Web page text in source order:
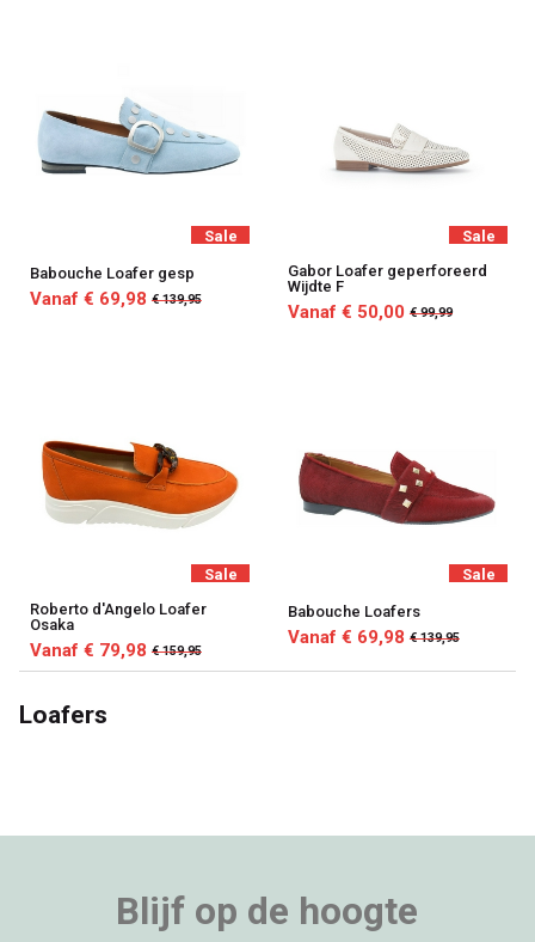
Sale
Babouche Loafer gesp
Vanaf € 69,98 € 139,95
Sale
Gabor Loafer geperforeerd
Wijdte F
Vanaf € 50,00 € 99,99
Sale
Roberto d'Angelo Loafer
Osaka
Vanaf € 79,98 € 159,95
Sale
Babouche Loafers
Vanaf € 69,98 € 139,95
Loafers
Blijf op de hoogte